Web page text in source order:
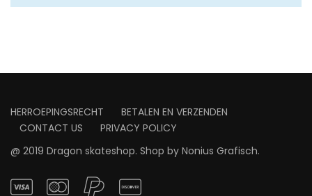
HERROEPINGSRECHT
BETALEN EN VERZENDEN
CONTACT US
PRIVACY POLICY
@ 2019 Dragon skateshop. Shop by Nonius Grafisch.